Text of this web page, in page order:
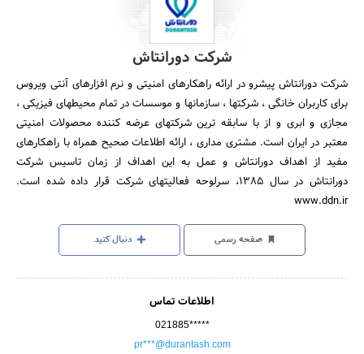
شرکت دورانتاش
شرکت دورانتاش پیشرو در ارائه راهکارهای امنیتی و نرم افزارهای آنتی ویروس
برای کاربران خانگی ، شرکتها ، سازمانها و موسسات در تمام محیطهای فیزیکی ،
مجازی و ابری و از با سابقه ترین شرکتهای عرضه کننده محصولات امنیتی
معتبر در ایران است. مشتری مداری ، ارائه اطلاعات صحیح همراه با راهکارهای
مفید از اهداف دورانتاش و عمل به این اهداف از زمان تاسیس شرکت
دورانتاش در سال 1385، سرلوحه فعالیتهای شرکت قرار داده شده است.
www.ddn.ir
صفحه رسمی دنبال کنید
اطلاعات تماس
021885*****
pr***@durantash.com